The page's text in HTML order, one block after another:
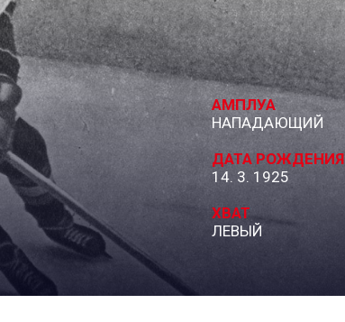
Толпар
Чайка
Дивизион Серебряный
АКМ-Новомосковск
Красноярские Рыси
Ладья
Локо-76
МХК Молот
Сибирские Cнайперы
АМПЛУА
НАПАДАЮЩИЙ
ДАТА РОЖДЕНИЯ
14. 3. 1925
ХВАТ
ЛЕВЫЙ